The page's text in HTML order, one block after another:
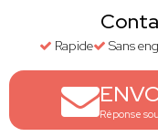
Rapide Sans
Réponse